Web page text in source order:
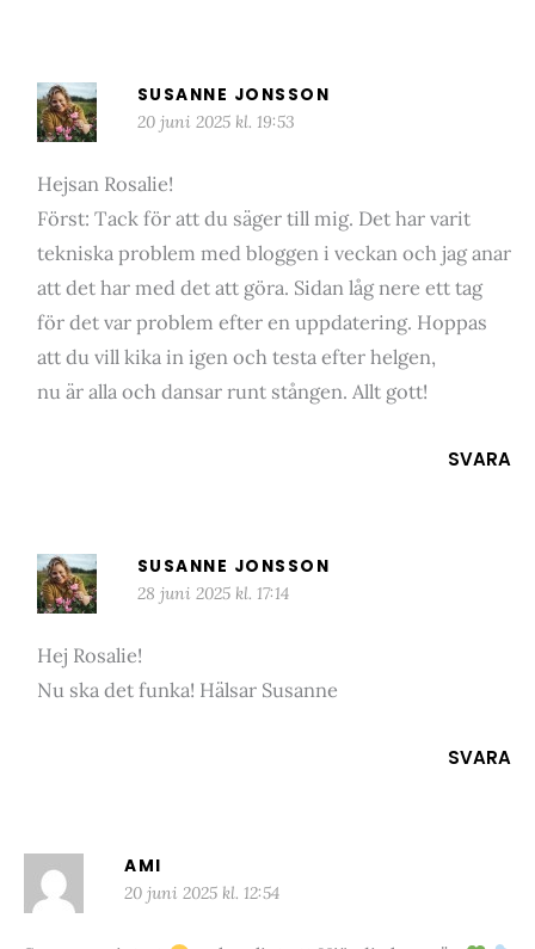
SUSANNE JONSSON
20 juni 2025 kl. 19:53
Hejsan Rosalie!
Först: Tack för att du säger till mig. Det har varit
tekniska problem med bloggen i veckan och jag anar
att det har med det att göra. Sidan låg nere ett tag
för det var problem efter en uppdatering. Hoppas
att du vill kika in igen och testa efter helgen,
nu är alla och dansar runt stången. Allt gott!
SVARA
SUSANNE JONSSON
28 juni 2025 kl. 17:14
Hej Rosalie!
Nu ska det funka! Hälsar Susanne
SVARA
AMI
20 juni 2025 kl. 12:54